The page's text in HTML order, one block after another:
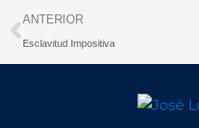
Prev
ANTERIOR
Esclavitud Impositiva